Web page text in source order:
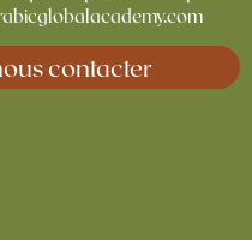
contacter